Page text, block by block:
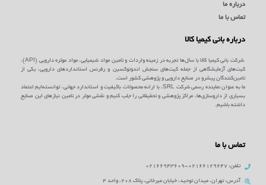
درباره ما
تماس با ما
درباره بانی کیمیا کالا
شرکت بانی کیمیا کالا با سال‌ها تجربه در زمینه واردات و تامین مواد شیمیایی، مواد موثره دارویی (API)،
کیت‌های آزمایشگاهی از جمله کیت‌های سنجش اندوتوکسین و رفرنس استانداردهای دارویی، یکی از
تامین‌کنندگان پیشرو در صنایع دارویی و پژوهشی کشور است.
ما به عنوان نماینده رسمی شرکت SRL، با ارائه محصولات باکیفیت و استاندارد جهانی، توانسته‌ایم اعتماد
بسیاری از داروسازی‌ها، مراکز پژوهشی و تحقیقاتی را جلب کنیم و نقشی موثر در تامین نیازهای این صنایع
داشته باشیم.
تماس با ما
تلفن: 02166129647-02166943609
آدرس: تهران، میدان توحید، خیابان میرخانی، پلاک 208، واحد 4